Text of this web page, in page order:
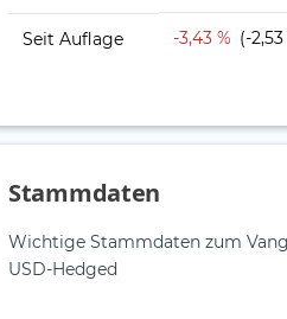
Seit Auflage -3,43 % (-
Stammdaten
Wichtige Stammdaten zum
USD-Hedged